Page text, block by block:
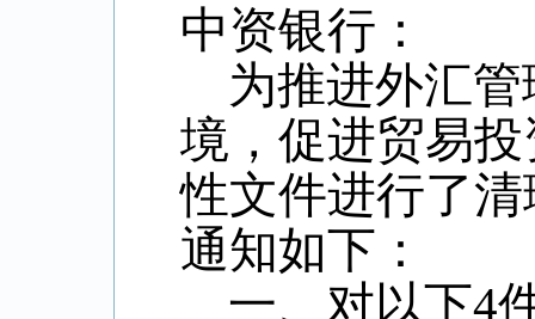
中资银行：
为推进外汇
境，促进贸易
性文件进行了
通知如下：
一、对以下4